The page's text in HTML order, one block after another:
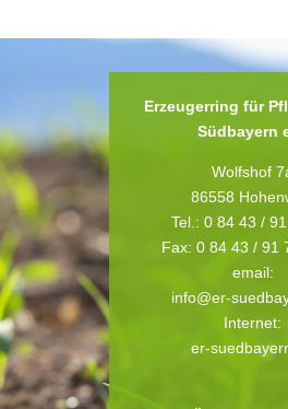
Erzeugerring für
Südbayern
Wolfshof
86558
Tel.: 0 84 43 /
Fax: 0 84 43 / 91
email:
info@er-
Internet:
er-